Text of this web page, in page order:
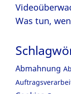
Was tun,
Abmahnung